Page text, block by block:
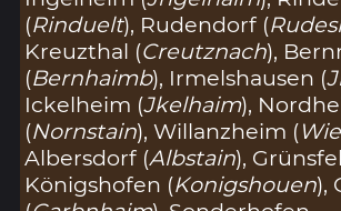
(Rinduelt), Rudendorf (
Kreuzthal (Creutznach),
(Bernhaimb), Irmelshausen (
Ickelheim (Jkelhaim),
(Nornstain), Willanzheim (
Albersdorf (Albstain),
Königshofen (Konigshouen),